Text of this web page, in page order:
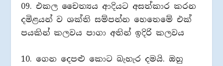
09. එකල චෛත්‍යය ආදියට අසත්කාර කරන
දමිළයන් ව ශක්ති සම්පන්න හෙතෙමේ එක්
පයකින් කලවය පාගා අතින් ඉදිරි කලවය
10. ගෙන දෙපළු කොට බැහැර දමයි. ඔහු